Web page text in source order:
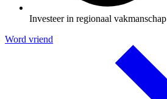
Investeer in regionaal vakmanschap
Word vriend